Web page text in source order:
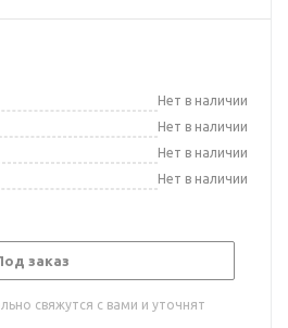
Нет в наличии
Нет в наличии
Нет в наличии
Нет в наличии
заказ
свяжутся с вами и уточнят